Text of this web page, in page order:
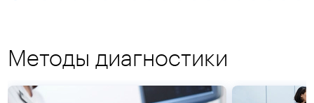
Методы диагностики